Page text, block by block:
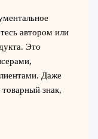
автором или
Это
Даже
знак,